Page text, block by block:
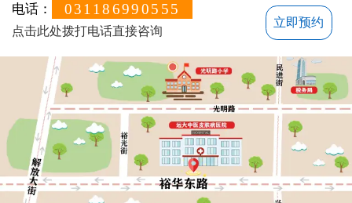
电话： 031186990555
点击此处拨打电话直接咨询
立即预约